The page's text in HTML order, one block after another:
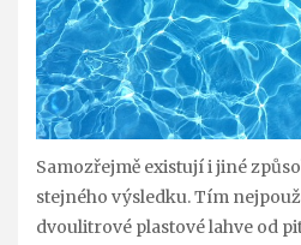
Samozřejmě existují i jiné
stejného výsledku. Tím
dvoulitrové plastové lahve od